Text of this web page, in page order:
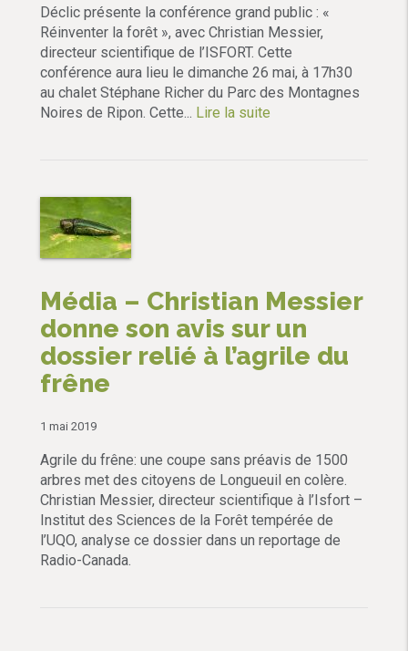
Déclic présente la conférence grand public : «
Réinventer la forêt », avec Christian Messier,
directeur scientifique de l’ISFORT. Cette
conférence aura lieu le dimanche 26 mai, à 17h30
au chalet Stéphane Richer du Parc des Montagnes
Noires de Ripon. Cette... Lire la suite
Média – Christian Messier
donne son avis sur un
dossier relié à l’agrile du
frêne
1 mai 2019
Agrile du frêne: une coupe sans préavis de 1500
arbres met des citoyens de Longueuil en colère.
Christian Messier, directeur scientifique à l’Isfort –
Institut des Sciences de la Forêt tempérée de
l’UQO, analyse ce dossier dans un reportage de
Radio-Canada.